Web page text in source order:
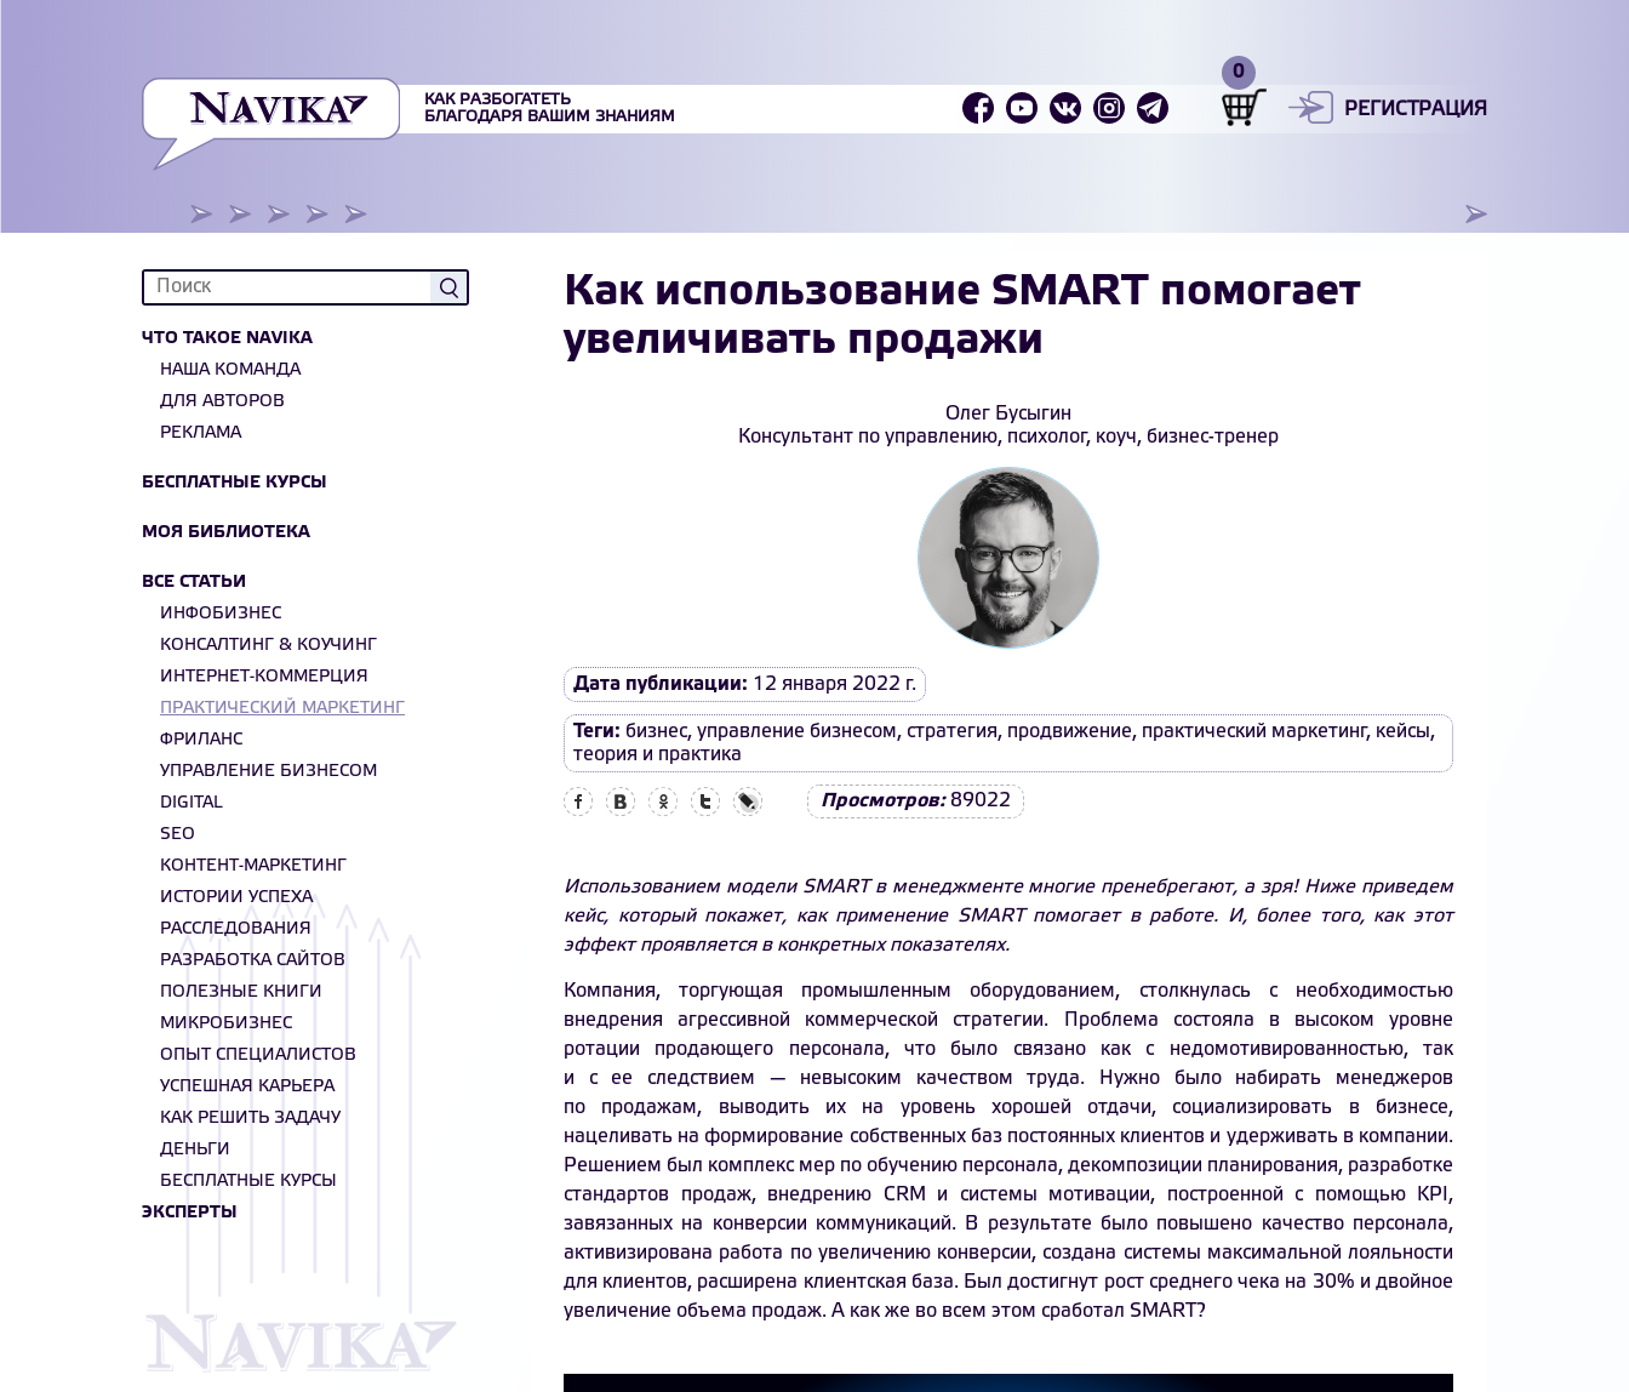
КАК РАЗБОГАТЕТЬ
БЛАГОДАРЯ ВАШИМ ЗНАНИЯМ
РЕГИСТРАЦИЯ
ЧТО ТАКОЕ NAVIKA
НАША КОМАНДА
ДЛЯ АВТОРОВ
РЕКЛАМА
БЕСПЛАТНЫЕ КУРСЫ
МОЯ БИБЛИОТЕКА
ВСЕ СТАТЬИ
ИНФОБИЗНЕС
КОНСАЛТИНГ & КОУЧИНГ
ИНТЕРНЕТ-КОММЕРЦИЯ
ПРАКТИЧЕСКИЙ МАРКЕТИНГ
ФРИЛАНС
УПРАВЛЕНИЕ БИЗНЕСОМ
DIGITAL
SEO
КОНТЕНТ-МАРКЕТИНГ
ИСТОРИИ УСПЕХА
РАССЛЕДОВАНИЯ
РАЗРАБОТКА САЙТОВ
ПОЛЕЗНЫЕ КНИГИ
МИКРОБИЗНЕС
ОПЫТ СПЕЦИАЛИСТОВ
УСПЕШНАЯ КАРЬЕРА
КАК РЕШИТЬ ЗАДАЧУ
ДЕНЬГИ
БЕСПЛАТНЫЕ КУРСЫ
ЭКСПЕРТЫ
Как использование SMART помогает
увеличивать продажи
Олег Бусыгин
Консультант по управлению, психолог, коуч, бизнес-тренер
Дата публикации: 12 января 2022 г.
Теги: бизнес, управление бизнесом, стратегия, продвижение, практический маркетинг, кейсы,
теория и практика
Просмотров:89022
Использованием модели SMART в менеджменте многие пренебрегают, а зря! Ниже приведем
кейс, который покажет, как применение SMART помогает в работе. И, более того, как этот
эффект проявляется в конкретных показателях.
Компания, торгующая промышленным оборудованием, столкнулась с необходимостью
внедрения агрессивной коммерческой стратегии. Проблема состояла в высоком уровне
ротации продающего персонала, что было связано как с недомотивированностью, так
и с ее следствием — невысоким качеством труда. Нужно было набирать менеджеров
по продажам, выводить их на уровень хорошей отдачи, социализировать в бизнесе,
нацеливать на формирование собственных баз постоянных клиентов и удерживать в компании.
Решением был комплекс мер по обучению персонала, декомпозиции планирования, разработке
стандартов продаж, внедрению CRM и системы мотивации, построенной с помощью KPI,
завязанных на конверсии коммуникаций. В результате было повышено качество персонала,
активизирована работа по увеличению конверсии, создана системы максимальной лояльности
для клиентов, расширена клиентская база. Был достигнут рост среднего чека на 30% и двойное
увеличение объема продаж. А как же во всем этом сработал SMART?